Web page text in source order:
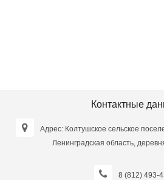
Контактные
Адрес: Колтушское сельское
Ленинградская область,
8 (812) 493-